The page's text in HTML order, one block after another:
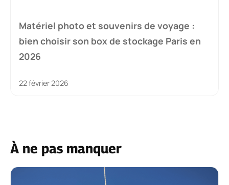
Matériel photo et souvenirs de voyage :
bien choisir son box de stockage Paris en
2026
22 février 2026
À ne pas manquer